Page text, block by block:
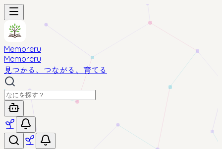
Memoreru
Memoreru
見つかる、つながる、育てる